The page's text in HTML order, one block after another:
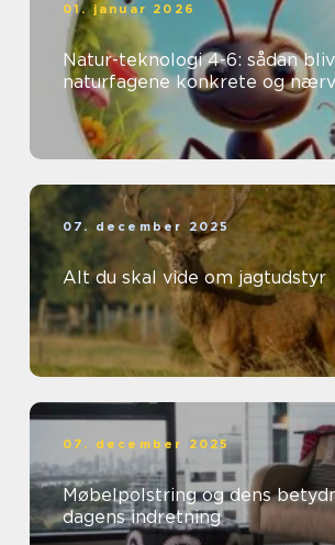
01. januar 2026
Natur-teknologi 4-6: sådan
naturfagene konkrete og
07. december 2025
Alt du skal vide om jagtudstyr
07. december 2025
Møbelpolstring og dens
dagens indretning